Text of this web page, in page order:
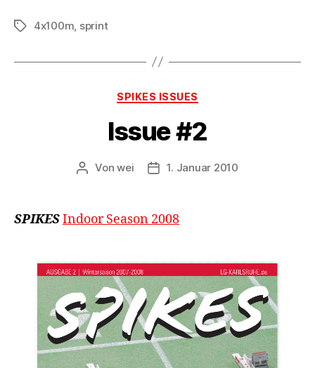
Schlagwörter
4x100m, sprint
Kategorien
SPIKES ISSUES
Issue #2
Beitragsautor
Vonwei Beitragsdatum
1. Januar 2010
SPIKESIndoor Season 2008